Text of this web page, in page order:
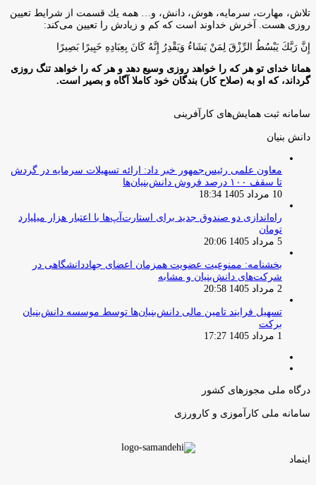
تلاش، مهارت، سرمايه، هوش، دانش، و… همه يك قسمت از شرايط تعيين
روزى هست. آخرش خداوند است كه كم و زيادش را تعيين مى‌كند:
إِنَّ رَبَّكَ يَبْسُطُ الرِّزْقَ لِمَنْ يَشَاءُ وَيَقْدِرُ إِنَّهُ كَانَ بِعِبَادِهِ خَبِيرًا بَصِيرًا
همانا خدای تو هر که را خواهد روزی وسیع دهد و هر که را خواهد تنگ روزی
گرداند، که او به (صلاح کار) بندگان خود کاملا آگاه و بصیر است.
سامانه ثبت همایش‌های کارآفرینی
دانش‌ بنیان‌
معاون علمی رئیس‌جمهور خبر داد: ارائه تسهیلات سرمایه در گردش
تا سقف ۱۰۰ درصد فروش دانش‌بنیان‌ها
10 مرداد 1405 18:34
راه‌اندازی دو صندوق جدید برای استارت‌آپ‌ها با اعتبار هزار میلیارد
تومان
5 مرداد 1405 20:06
بخشنامه: ممنوعیت عضویت همزمان اعضای جهاددانشگاهی در
شرکت‌های دانش‌بنیان و مشابه
2 مرداد 1405 20:58
تسهیل فرایند تامین مالی دانش‌بنیان‌ها توسط موسسه دانش‌بنیان
برکت
1 مرداد 1405 17:27
درگاه ملی مجوزهای کشور
سامانه ملی کارآموزی و کارورزی
اینماد